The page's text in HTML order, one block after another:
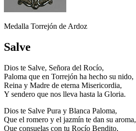
Medalla Torrejón de Ardoz
Salve
Dios te Salve, Señora del Rocío,
Paloma que en Torrejón ha hecho su nido,
Reina y Madre de eterna Misericordia,
Y sendero que nos lleva hasta la Gloria.
Dios te Salve Pura y Blanca Paloma,
Que el romero y el jazmín te dan su aroma,
Que consuelas con tu Rocío Bendito,